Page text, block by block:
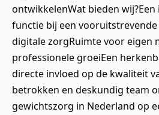
ontwikkelenWat bieden
functie bij een
digitale zorgRuimte voor eigen
professionele groeiEen
directe invloed op de kwaliteit
betrokken en deskundig team
gewichtszorg in Nederland op